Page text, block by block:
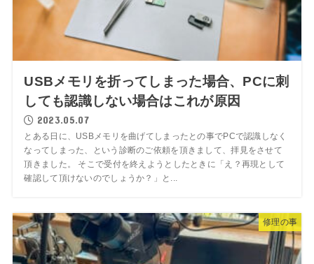
USBメモリを折ってしまった場合、PCに刺
しても認識しない場合はこれが原因
2023.05.07
とある日に、USBメモリを曲げてしまったとの事でPCで認識しなく
なってしまった、という診断のご依頼を頂きまして、拝見をさせて
頂きました。 そこで受付を終えようとしたときに「え？再現として
確認して頂けないのでしょうか？」と...
修理の事